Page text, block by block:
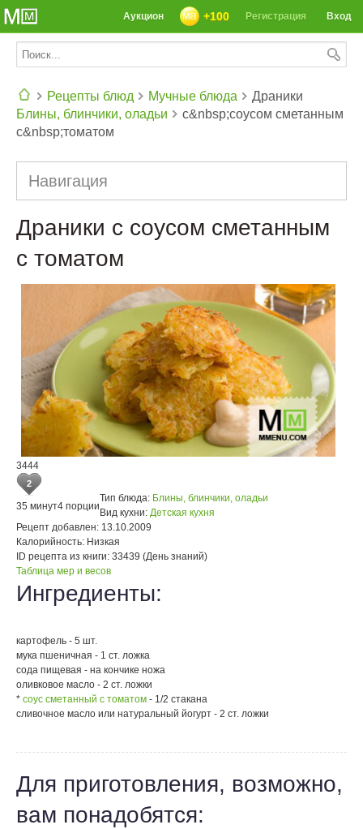
Вход
Регистрация
+100
Аукцион
Рецепты блюд
Мучные блюда
Блины, блинчики, оладьи
Драники
с&nbsp;соусом сметанным
с&nbsp;томатом
Навигация
Драники с соусом сметанным
с томатом
3444
2
35 минут4 порции
Тип блюда: Блины, блинчики, оладьи
Вид кухни: Детская кухня
Рецепт добавлен: 13.10.2009
Калорийность: Низкая
ID рецепта из книги: 33439 (День знаний)
Таблица мер и весов
Ингредиенты:
картофель - 5 шт.
мука пшеничная - 1 ст. ложка
сода пищевая - на кончике ножа
оливковое масло - 2 ст. ложки
* соус сметанный с томатом - 1/2 стакана
сливочное масло или натуральный йогурт - 2 ст. ложки
Для приготовления, возможно,
вам понадобятся: